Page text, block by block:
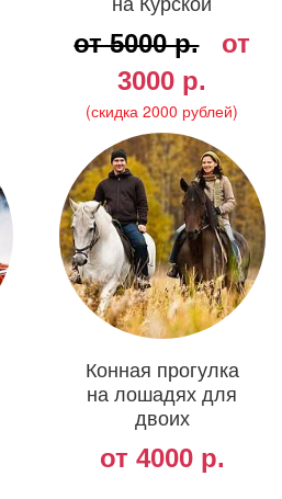
на Курской
от 5000 р.от
3000 р.
(скидка 2000 рублей)
Конная прогулка
на лошадях для
двоих
от 4000 р.